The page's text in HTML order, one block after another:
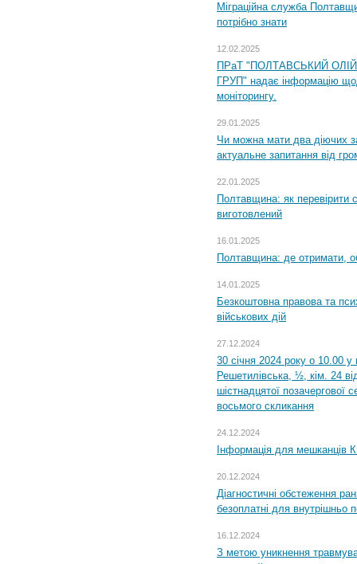
Міграційна служба
потрібно знати
12.02.2025
ПРаТ "ПОЛТАВСЬКИЙ
ГРУП" надає інформацію
моніторингу.
29.01.2025
Чи можна мати два діючих
актуальне запитання від
22.01.2025
Полтавщина: як перевірити
виготовлений
16.01.2025
Полтавщина: де отримати,
14.01.2025
Безкоштовна правова та
військових дій
27.12.2024
30 січня 2024 року о 10.00 у
Решетилівська, ½, кім. 24
шістнадцятої позачергової
восьмого скликання
24.12.2024
Інформація для мешканців
20.12.2024
Діагностичні обстеження
безоплатні для внутрішньо
16.12.2024
З метою уникнення